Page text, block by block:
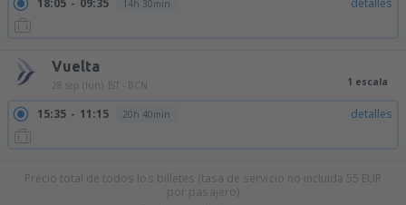
18:05 09:35 14h 30min detalles
Vuelta
28 sep (lun) IST - BCN 1 escala
15:35 11:15 20h 40min detalles
Precio total de todos los billetes (tasa de servicio no incluida 55 EUR
por pasajero)